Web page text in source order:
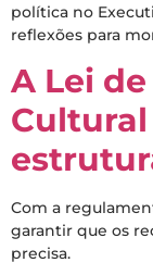
política no
reflexões para
A Lei
Cultural
Com a
garantir que os
precisa.